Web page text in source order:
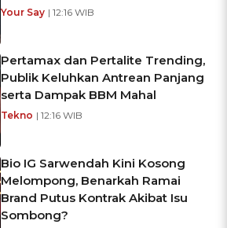
Your Say | 12:16 WIB
Pertamax dan Pertalite Trending,
Publik Keluhkan Antrean Panjang
serta Dampak BBM Mahal
Tekno | 12:16 WIB
Bio IG Sarwendah Kini Kosong
Melompong, Benarkah Ramai
Brand Putus Kontrak Akibat Isu
Sombong?